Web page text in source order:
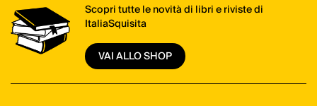
Scopri tutte le novità di libri e riviste di
ItaliaSquisita
VAI ALLO SHOP